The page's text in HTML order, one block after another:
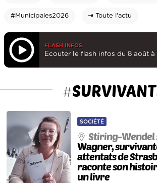
#Municipales2026 ⇥ Toute l'actu
FLASH INFOS
Ecouter le flash infos du 8 août à
#
SOCIÉTÉ
Stiring-Wendel
Wagner,
attentats de
raconte son
un livre